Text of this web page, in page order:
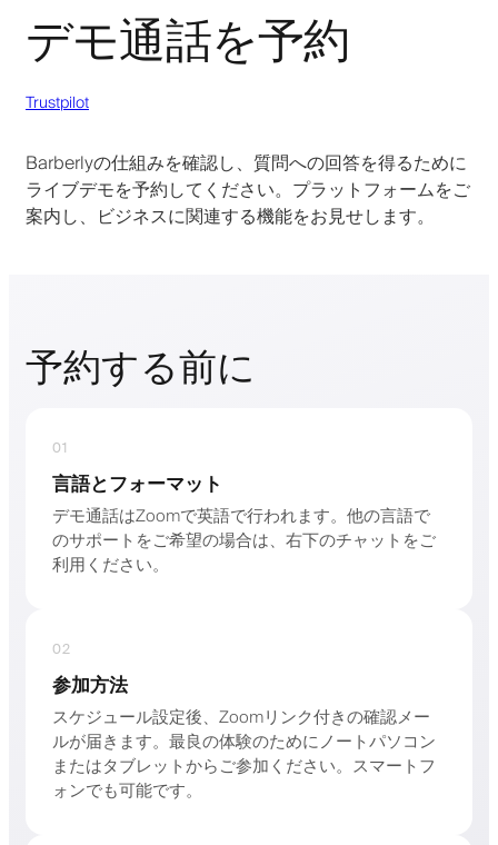
デモ通話を予約
Trustpilot
Barberlyの仕組みを確認し、質問への回答を得るために
ライブデモを予約してください。プラットフォームをご
案内し、ビジネスに関連する機能をお見せします。
予約する前に
01
言語とフォーマット
デモ通話はZoomで英語で行われます。他の言語で
のサポートをご希望の場合は、右下のチャットをご
利用ください。
02
参加方法
スケジュール設定後、Zoomリンク付きの確認メー
ルが届きます。最良の体験のためにノートパソコン
またはタブレットからご参加ください。スマートフ
ォンでも可能です。